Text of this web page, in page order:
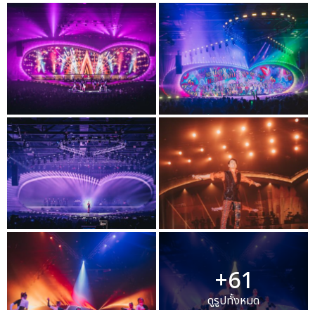
+61
ดูรูปทั้งหมด